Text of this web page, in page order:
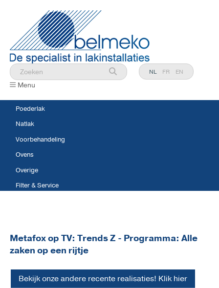
NL FR EN
Menu
Poederlak
Natlak
Voorbehandeling
Ovens
Overige
Filter & Service
Metafox op TV: Trends Z - Programma: Alle
zaken op een rijtje
Bekijk onze andere recente realisaties! Klik hier